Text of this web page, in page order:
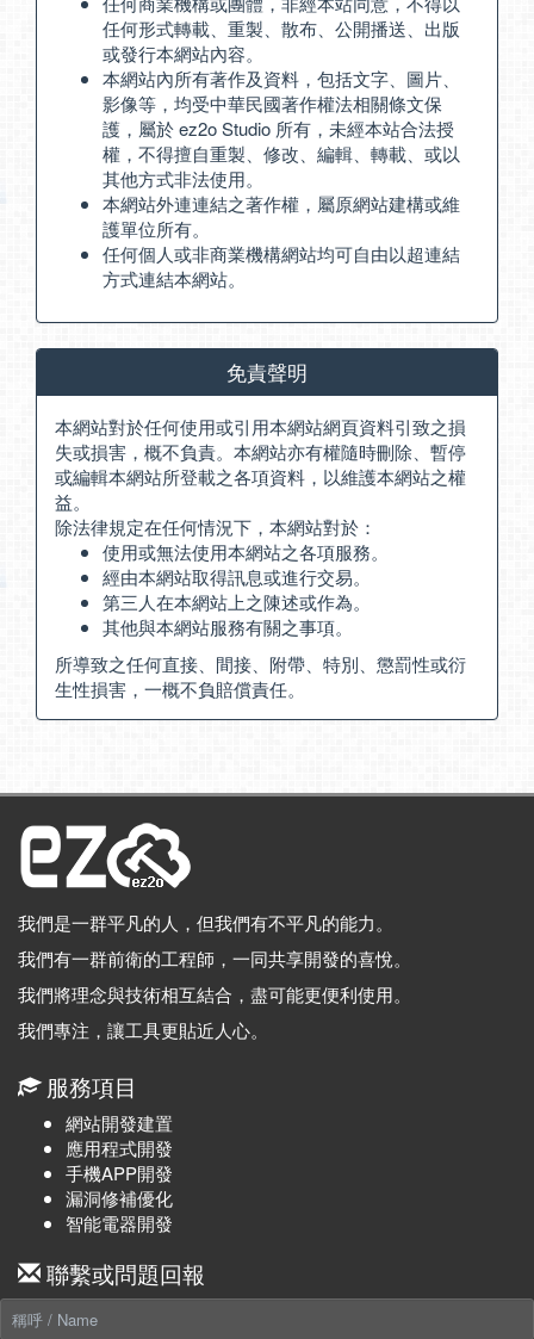
任何形式轉載、重製、散布、公開播送、出版
或發行本網站內容。
本網站內所有著作及資料，包括文字、圖片、
影像等，均受中華民國著作權法相關條文保
護，屬於 ez2o Studio 所有，未經本站合法授
權，不得擅自重製、修改、編輯、轉載、或以
其他方式非法使用。
本網站外連連結之著作權，屬原網站建構或維
護單位所有。
任何個人或非商業機構網站均可自由以超連結
方式連結本網站。
免責聲明
本網站對於任何使用或引用本網站網頁資料引致之損
失或損害，概不負責。本網站亦有權隨時刪除、暫停
或編輯本網站所登載之各項資料，以維護本網站之權
益。
除法律規定在任何情況下，本網站對於：
使用或無法使用本網站之各項服務。
經由本網站取得訊息或進行交易。
第三人在本網站上之陳述或作為。
其他與本網站服務有關之事項。
所導致之任何直接、間接、附帶、特別、懲罰性或衍
生性損害，一概不負賠償責任。
我們是一群平凡的人，但我們有不平凡的能力。
我們有一群前衛的工程師，一同共享開發的喜悅。
我們將理念與技術相互結合，盡可能更便利使用。
我們專注，讓工具更貼近人心。
服務項目
網站開發建置
應用程式開發
手機APP開發
漏洞修補優化
智能電器開發
聯繫或問題回報